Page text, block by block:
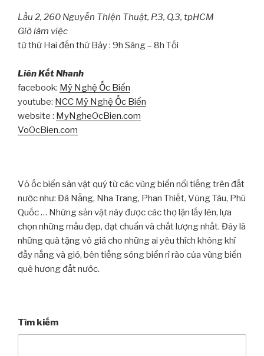
Lầu 2, 260 Nguyễn Thiện Thuật, P.3, Q.3, tpHCM
Giờ làm việc
từ thứ Hai đến thứ Bảy : 9h Sáng – 8h Tối
Liên Kết Nhanh
facebook: Mỹ Nghệ Ốc Biển
youtube: NCC Mỹ Nghệ Ốc Biển
website : MyNgheOcBien.com
VoOcBien.com
Vỏ ốc biển sản vật quý từ các vùng biển nổi tiếng trên đất
nước như: Đà Nẵng, Nha Trang, Phan Thiết, Vũng Tàu, Phú
Quốc … Những sản vật này được các thợ lặn lấy lên, lựa
chọn những mẫu đẹp, đạt chuẩn và chất lượng nhất. Đây là
những quà tặng vô giá cho những ai yêu thích không khí
đầy nắng và gió, bên tiếng sóng biển rì rào của vùng biển
quê hương đất nước.
Tìm kiếm